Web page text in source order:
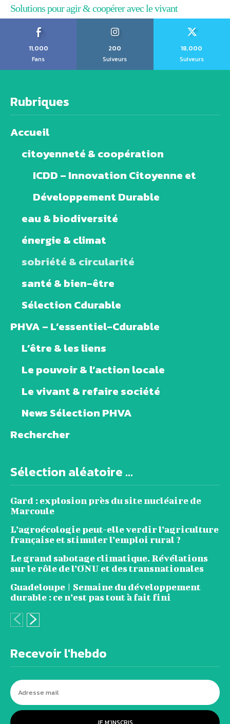
Solutions pour agir & coopérer avec le vivant
11,000
Fans
200
Suiveurs
18,000
Suiveurs
Rubriques
Accueil
citoyenneté & coopération
ICDD – Innovation Citoyenne et
Développement Durable
eau & biodiversité
énergie & climat
sobriété & circularité
santé & bien-être
Sélection Cdurable
PHVA – L’essentiel-Cdurable
L’être & les liens
Le pouvoir & l’action locale
Le vivant & refaire société
News Sélection PHVA
Rechercher
Sélection aléatoire ...
Gard : explosion près du site nucléaire de
Marcoule
L’agroécologie peut-elle verdir l’agriculture
française et stimuler l’emploi rural ?
Le grand sabotage climatique. Révélations
sur le rôle de l’ONU et des transnationales
Guadeloupe | Semaine du développement
durable : ce n’est pas tout à fait fini
Recevoir l'hebdo